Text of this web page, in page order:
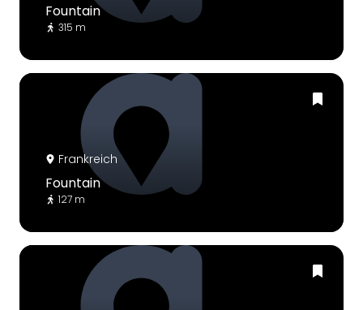
Fountain
315 m
Frankreich
Fountain
127 m